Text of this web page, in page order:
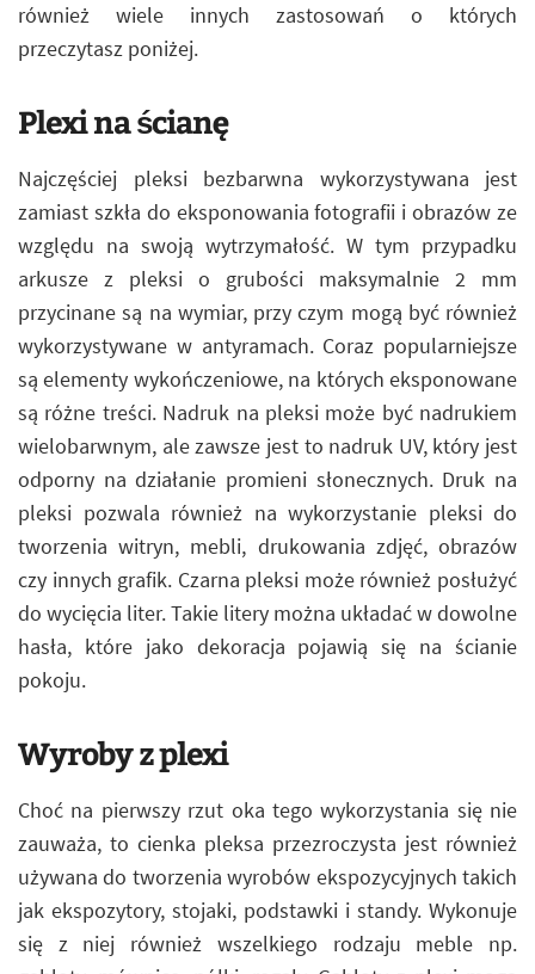
również wiele innych zastosowań o których
przeczytasz poniżej.
Plexi na ścianę
Najczęściej pleksi bezbarwna wykorzystywana jest
zamiast szkła do eksponowania fotografii i obrazów ze
względu na swoją wytrzymałość. W tym przypadku
arkusze z pleksi o grubości maksymalnie 2 mm
przycinane są na wymiar, przy czym mogą być również
wykorzystywane w antyramach. Coraz popularniejsze
są elementy wykończeniowe, na których eksponowane
są różne treści. Nadruk na pleksi może być nadrukiem
wielobarwnym, ale zawsze jest to nadruk UV, który jest
odporny na działanie promieni słonecznych. Druk na
pleksi pozwala również na wykorzystanie pleksi do
tworzenia witryn, mebli, drukowania zdjęć, obrazów
czy innych grafik. Czarna pleksi może również posłużyć
do wycięcia liter. Takie litery można układać w dowolne
hasła, które jako dekoracja pojawią się na ścianie
pokoju.
Wyroby z plexi
Choć na pierwszy rzut oka tego wykorzystania się nie
zauważa, to cienka pleksa przezroczysta jest również
używana do tworzenia wyrobów ekspozycyjnych takich
jak ekspozytory, stojaki, podstawki i standy. Wykonuje
się z niej również wszelkiego rodzaju meble np.